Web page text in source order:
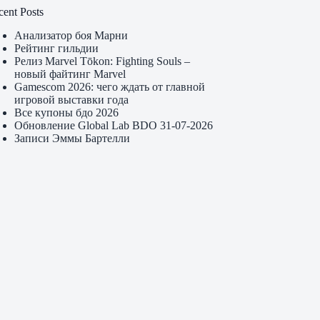
Posts
Анализатор боя Марни
Рейтинг гильдии
Релиз Marvel Tōkon: Fighting Souls –
новый файтинг Marvel
Gamescom 2026: чего ждать от главной
игровой выставки года
Все купоны бдо 2026
Обновление Global Lab BDO 31-07-2026
Записи Эммы Бартелли